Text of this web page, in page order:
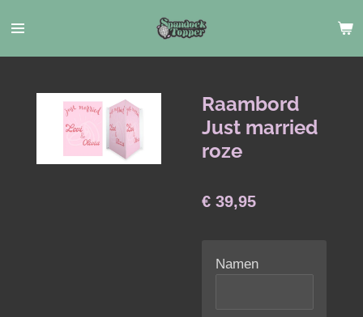
direct
naar
hoofdinhoud
Raambord
Just married
roze
€ 39,95
Namen